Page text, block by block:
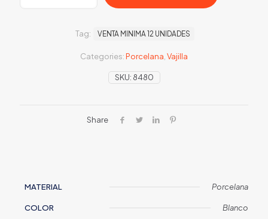
SKU: 8480
Categories:Porcelana Vajilla
Tag: VENTA MINIMA 12 UNIDADES
Share
MATERIAL Porcelana
COLOR Blanco